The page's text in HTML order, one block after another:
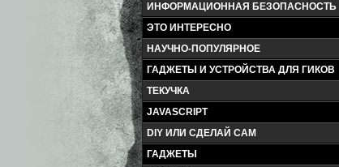
ИНФОРМАЦИОННАЯ БЕЗОПАСНОСТЬ
ЭТО ИНТЕРЕСНО
НАУЧНО-ПОПУЛЯРНОЕ
ГАДЖЕТЫ И УСТРОЙСТВА ДЛЯ ГИКОВ
ТЕКУЧКА
JAVASCRIPT
DIY ИЛИ СДЕЛАЙ САМ
ГАДЖЕТЫ